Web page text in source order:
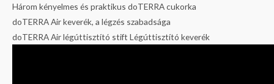
Három kényelmes és praktikus doTERRA cukorka
doTERRA Air keverék, a légzés szabadsága
doTERRA Air légúttisztító stift Légúttisztító keverék